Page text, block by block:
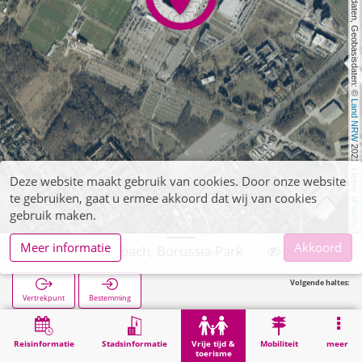
, Kartendaten, Geobasisdaten: ©
Land NRW
2021, Lizenz
dl-de/by-2-0
Reisinformatie Stadsinformatie
Vrije tijd &
toerisme
Mobiliteit meer
Mönchengladbach, Borussia-Park
Vertrekpunt Bestemming
Volgende haltes:
Vrije tijd & toerisme Mönchengladbach, Borussia-Park
Deze website maakt gebruik van cookies. Door onze website
te gebruiken, gaat u ermee akkoord dat wij van cookies
gebruik maken.
Meer informatie
Akkoord